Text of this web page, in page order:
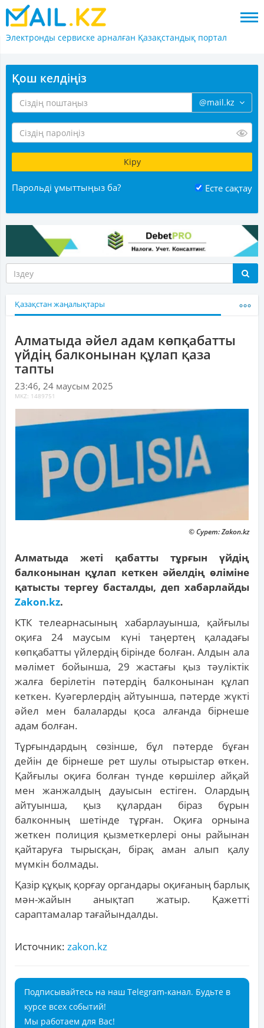
Электронды сервиске арналған Қазақстандық портал
Қош келдіңіз
@mail.kz
Парольді ұмыттыңыз ба? Есте сақтау
Қазақстан жаңалықтары
Алматыда әйел адам көпқабатты
үйдің балконынан құлап қаза
тапты
23:46, 24 маусым 2025
MKZ: 1489751
© Сурет: Zakon.kz
Алматыда жеті қабатты тұрғын үйдің
балконынан құлап кеткен әйелдің өліміне
қатысты тергеу басталды, деп хабарлайды
Zakon.kz.
КТК телеарнасының хабарлауынша, қайғылы
оқиға 24 маусым күні таңертең қаладағы
көпқабатты үйлердің бірінде болған. Алдын ала
мәлімет бойынша, 29 жастағы қыз тәуліктік
жалға берілетін пәтердің балконынан құлап
кеткен. Куәгерлердің айтуынша, пәтерде жүкті
әйел мен балаларды қоса алғанда бірнеше
адам болған.
Тұрғындардың сөзінше, бұл пәтерде бұған
дейін де бірнеше рет шулы отырыстар өткен.
Қайғылы оқиға болған түнде көршілер айқай
мен жанжалдың дауысын естіген. Олардың
айтуынша, қыз құлардан біраз бұрын
балконның шетінде тұрған. Оқиға орнына
жеткен полиция қызметкерлері оны райынан
қайтаруға тырысқан, бірақ аман алып қалу
мүмкін болмады.
Қазір құқық қорғау органдары оқиғаның барлық
мән-жайын анықтап жатыр. Қажетті
сараптамалар тағайындалды.
Источник: zakon.kz
Подписывайтесь на наш Telegram-канал. Будьте в
курсе всех событий!
Мы работаем для Вас!